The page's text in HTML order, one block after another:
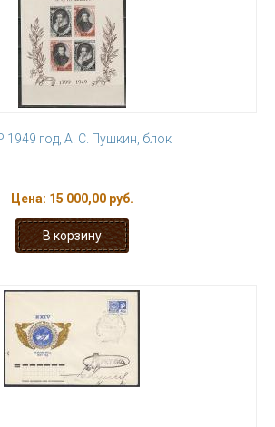
1949 год, А. С. Пушкин, блок
Цена: 15 000,00 руб.